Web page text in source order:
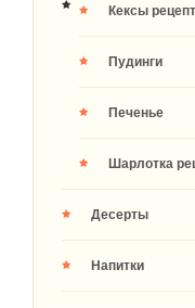
Кексы
Пудинги
Печенье
Шарлотка
Десерты
Напитки